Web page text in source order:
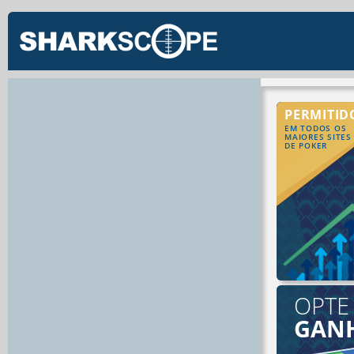
EM TODOS OS
MAIORES SITES
DE POKER